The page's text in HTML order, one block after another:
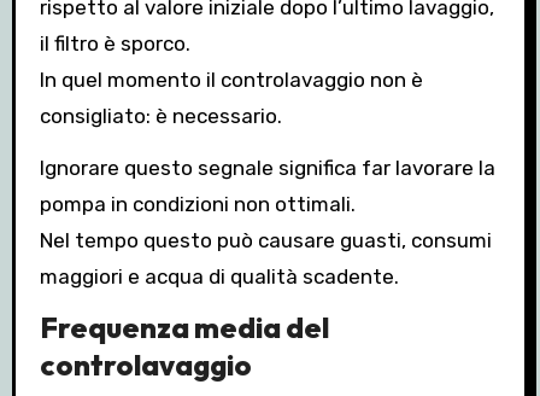
rispetto al valore iniziale dopo l’ultimo lavaggio,
il filtro è sporco.
In quel momento il controlavaggio non è
consigliato: è necessario.
Ignorare questo segnale significa far lavorare la
pompa in condizioni non ottimali.
Nel tempo questo può causare guasti, consumi
maggiori e acqua di qualità scadente.
Frequenza media del
controlavaggio